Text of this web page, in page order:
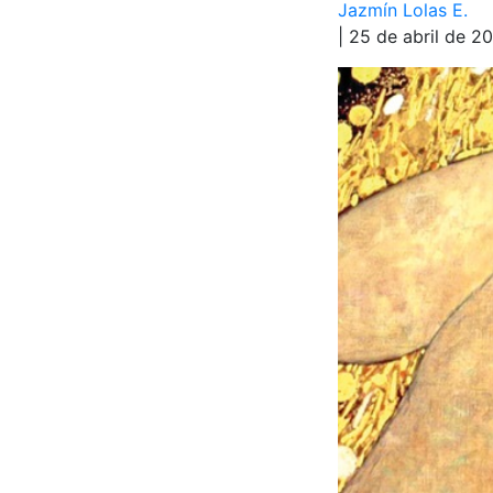
Jazmín Lolas E.
| 25 de abril de